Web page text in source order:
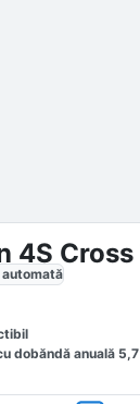
4S
automată
dobăndă anuală 5,7